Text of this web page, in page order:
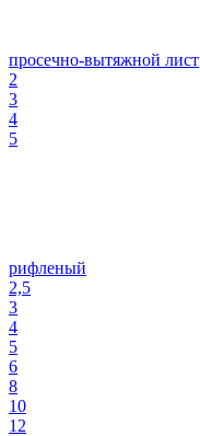
просечно-вытяжной лист
2
3
4
5
рифленый
2,5
3
4
5
6
8
10
12